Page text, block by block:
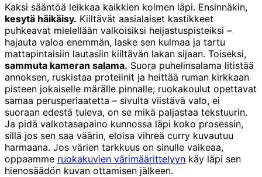
Kaksi sääntöä leikkaa kaikkien kolmen läpi. Ensinnäkin,
kesytä häikäisy. Kiiltävät aasialaiset kastikkeet
puhkeavat mielellään valkoisiksi heijastuspisteiksi –
hajauta valoa enemmän, laske sen kulmaa ja tartu
mattapintaisiin lautasiin kiiltävän lakan sijaan. Toiseksi,
sammuta kameran salama. Suora puhelinsalama litistää
annoksen, ruskistaa proteiinit ja heittää ruman kirkkaan
pisteen jokaiselle märälle pinnalle; ruokakoulut opettavat
samaa perusperiaatetta – sivulta viistävä valo, ei
suoraan edestä tuleva, on se mikä paljastaa tekstuurin.
Ja pidä valkotasapaino kunnossa läpi koko prosessin,
sillä jos sen saa väärin, eloisa vihreä curry kuvautuu
harmaana. Jos värien tarkkuus on sinulle vaikeaa,
oppaamme ruokakuvien värimäärittelyyn käy läpi sen
hienosäädön kuvan ottamisen jälkeen.